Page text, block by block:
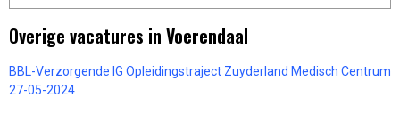
Overige vacatures in Voerendaal
BBL-Verzorgende IG Opleidingstraject Zuyderland Medisch Centrum
27-05-2024